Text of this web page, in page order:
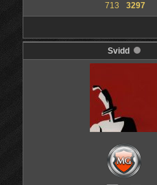
713 3297
Svidd